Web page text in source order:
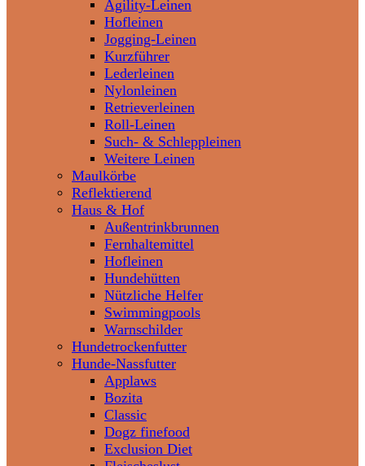
Agility-Leinen
Hofleinen
Jogging-Leinen
Kurzführer
Lederleinen
Nylonleinen
Retrieverleinen
Roll-Leinen
Such- & Schleppleinen
Weitere Leinen
Maulkörbe
Reflektierend
Haus & Hof
Außentrinkbrunnen
Fernhaltemittel
Hofleinen
Hundehütten
Nützliche Helfer
Swimmingpools
Warnschilder
Hundetrockenfutter
Hunde-Nassfutter
Applaws
Bozita
Classic
Dogz finefood
Exclusion Diet